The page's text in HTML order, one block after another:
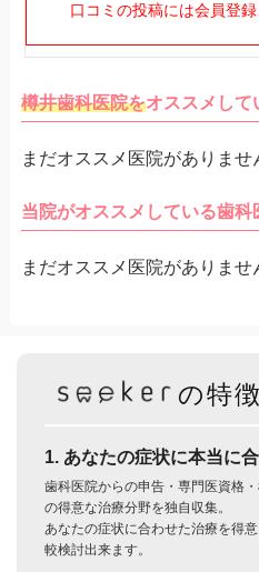
口コミの投稿には会員登
樽井歯科医院をオススメして
まだオススメ医院がありませ
当院がオススメしている歯科
まだオススメ医院がありませ
の特徴
1. あなたの症状に本当に
歯科医院からの申告・専門医資格
の得意な治療分野を独自収集。
あなたの症状に合わせた治療を得
較検討出来ます。